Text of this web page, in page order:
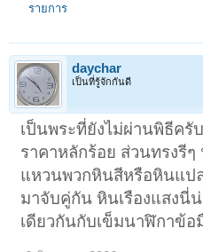
รายการ
daychar
เป็นที่รู้จักกันดี
เป็นพระที่ยังไม่ผ่านพิธีครั
ราคาหลักร้อย ส่วนทรงรี
แหวนพวกหินสีหรือหินแป
มาจับคู่กัน หินเรืองแสงนี่
เดียวกันกับเข็มนาฬิกาข้อ